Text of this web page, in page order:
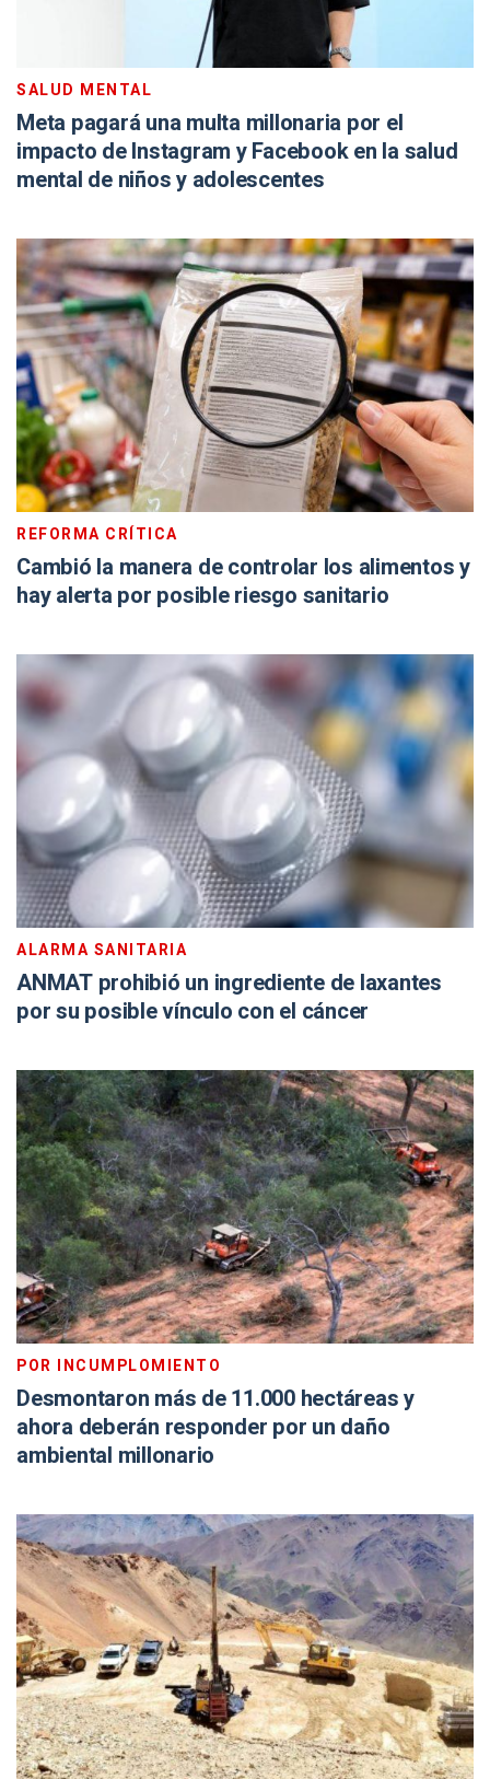
SALUD MENTAL
Meta pagará una multa millonaria por el
impacto de Instagram y Facebook en la salud
mental de niños y adolescentes
REFORMA CRÍTICA
Cambió la manera de controlar los alimentos y
hay alerta por posible riesgo sanitario
ALARMA SANITARIA
ANMAT prohibió un ingrediente de laxantes
por su posible vínculo con el cáncer
POR INCUMPLOMIENTO
Desmontaron más de 11.000 hectáreas y
ahora deberán responder por un daño
ambiental millonario